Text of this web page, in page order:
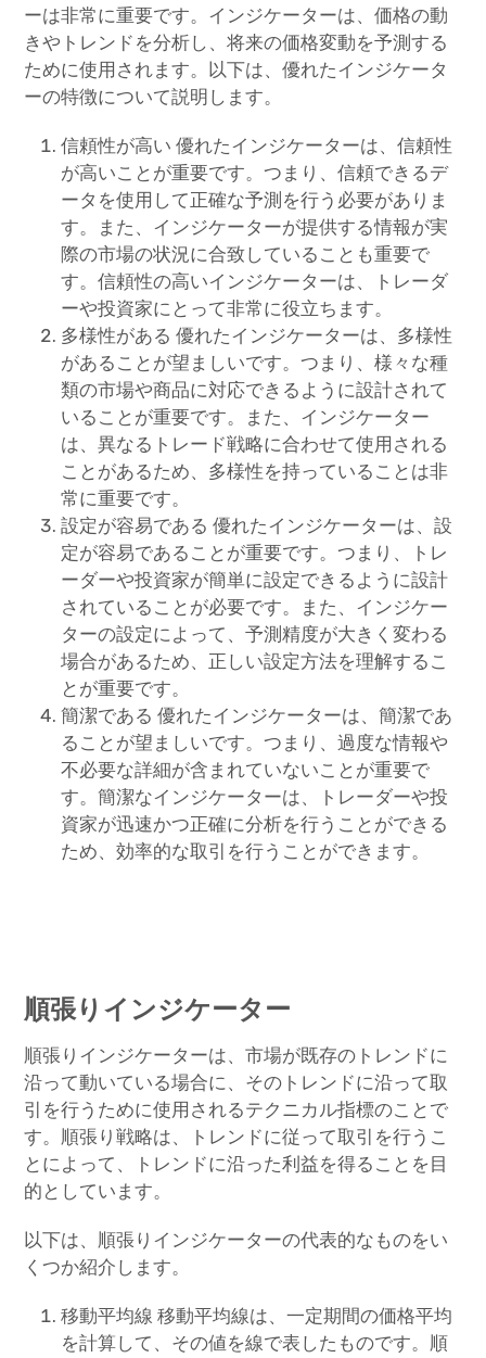
ーは非常に重要です。インジケーターは、価格の動
きやトレンドを分析し、将来の価格変動を予測する
ために使用されます。以下は、優れたインジケータ
ーの特徴について説明します。
信頼性が高い 優れたインジケーターは、信頼性
が高いことが重要です。つまり、信頼できるデ
ータを使用して正確な予測を行う必要がありま
す。また、インジケーターが提供する情報が実
際の市場の状況に合致していることも重要で
す。信頼性の高いインジケーターは、トレーダ
ーや投資家にとって非常に役立ちます。
多様性がある 優れたインジケーターは、多様性
があることが望ましいです。つまり、様々な種
類の市場や商品に対応できるように設計されて
いることが重要です。また、インジケーター
は、異なるトレード戦略に合わせて使用される
ことがあるため、多様性を持っていることは非
常に重要です。
設定が容易である 優れたインジケーターは、設
定が容易であることが重要です。つまり、トレ
ーダーや投資家が簡単に設定できるように設計
されていることが必要です。また、インジケー
ターの設定によって、予測精度が大きく変わる
場合があるため、正しい設定方法を理解するこ
とが重要です。
簡潔である 優れたインジケーターは、簡潔であ
ることが望ましいです。つまり、過度な情報や
不必要な詳細が含まれていないことが重要で
す。簡潔なインジケーターは、トレーダーや投
資家が迅速かつ正確に分析を行うことができる
ため、効率的な取引を行うことができます。
順張りインジケーター
順張りインジケーターは、市場が既存のトレンドに
沿って動いている場合に、そのトレンドに沿って取
引を行うために使用されるテクニカル指標のことで
す。順張り戦略は、トレンドに従って取引を行うこ
とによって、トレンドに沿った利益を得ることを目
的としています。
以下は、順張りインジケーターの代表的なものをい
くつか紹介します。
移動平均線 移動平均線は、一定期間の価格平均
を計算して、その値を線で表したものです。順